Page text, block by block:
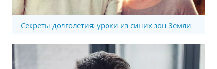
Секреты долголетия: уроки из синих зон Земли